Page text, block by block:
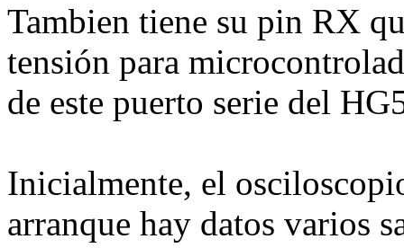
Tambien tiene su pin RX
tensión para
de este puerto serie del
Inicialmente, el
arranque hay datos varios